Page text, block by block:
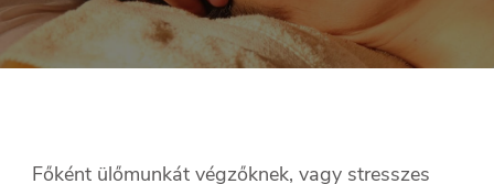
Főként ülőmunkát végzőknek, vagy stresszes